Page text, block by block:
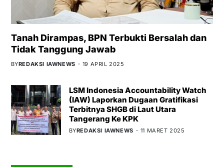
Tanah Dirampas, BPN Terbukti Bersalah dan
Tidak Tanggung Jawab
BYREDAKSI IAWNEWS 19 APRIL 2025
LSM Indonesia Accountability Watch
(IAW) Laporkan Dugaan Gratifikasi
Terbitnya SHGB di Laut Utara
Tangerang Ke KPK
BYREDAKSI IAWNEWS 11 MARET 2025